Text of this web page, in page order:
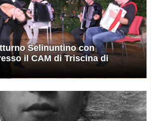
Selinuntino con
il CAM di Triscina di